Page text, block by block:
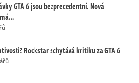
GTA 6 jsou bezprecedentní. Nová
Rockstar schytává kritiku za GTA 6